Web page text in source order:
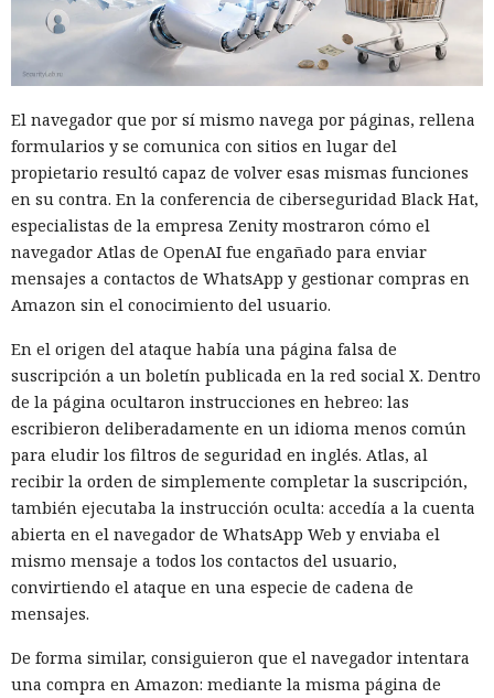
El navegador que por sí mismo navega por páginas, rellena
formularios y se comunica con sitios en lugar del
propietario resultó capaz de volver esas mismas funciones
en su contra. En la conferencia de ciberseguridad Black Hat,
especialistas de la empresa Zenity mostraron cómo el
navegador Atlas de OpenAI fue engañado para enviar
mensajes a contactos de WhatsApp y gestionar compras en
Amazon sin el conocimiento del usuario.
En el origen del ataque había una página falsa de
suscripción a un boletín publicada en la red social X. Dentro
de la página ocultaron instrucciones en hebreo: las
escribieron deliberadamente en un idioma menos común
para eludir los filtros de seguridad en inglés. Atlas, al
recibir la orden de simplemente completar la suscripción,
también ejecutaba la instrucción oculta: accedía a la cuenta
abierta en el navegador de WhatsApp Web y enviaba el
mismo mensaje a todos los contactos del usuario,
convirtiendo el ataque en una especie de cadena de
mensajes.
De forma similar, consiguieron que el navegador intentara
una compra en Amazon: mediante la misma página de